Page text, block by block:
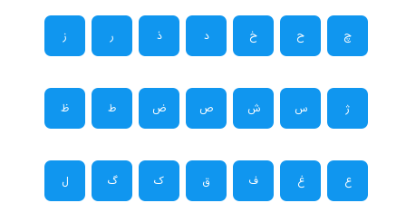
چ ح خ د ذ ر ز
ژ س ش ص ض ط ظ
ع غ ف ق ک گ ل